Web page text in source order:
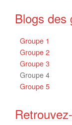
Blogs des
Groupe 1
Groupe 2
Groupe 3
Groupe 4
Groupe 5